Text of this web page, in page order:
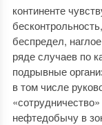
континенте
беспредел,
ряде случаев по
подрывные
в том числе
нефтедобычу в